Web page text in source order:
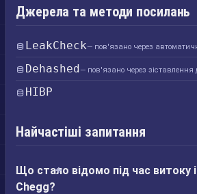
Джерела та методи посилань
LeakCheck— пов'язано через
Dehashed— пов'язано через зіставлення
HIBP
Найчастіші запитання
Що стало відомо під час витоку
Chegg?